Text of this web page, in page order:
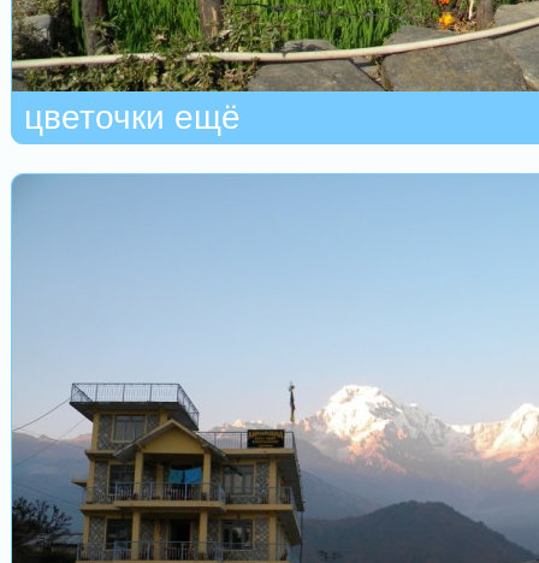
цветочки ещё